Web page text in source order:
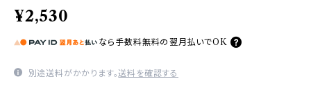
¥2,530
なら 手数料無料の 翌月払いでOK
別途送料がかかります。送料を確認する